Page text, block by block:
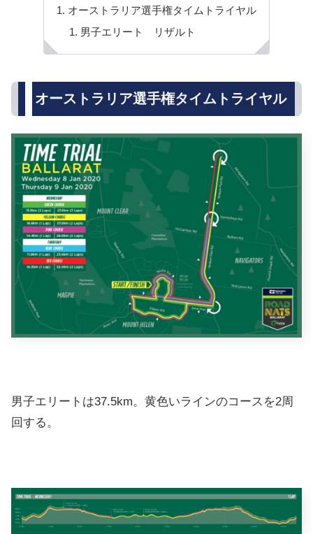
オーストラリア選手権タイムトライヤル
男子エリート リザルト
オーストラリア選手権タイムトライヤル
男子エリートは37.5km。黄色いラインのコースを2周
回する。